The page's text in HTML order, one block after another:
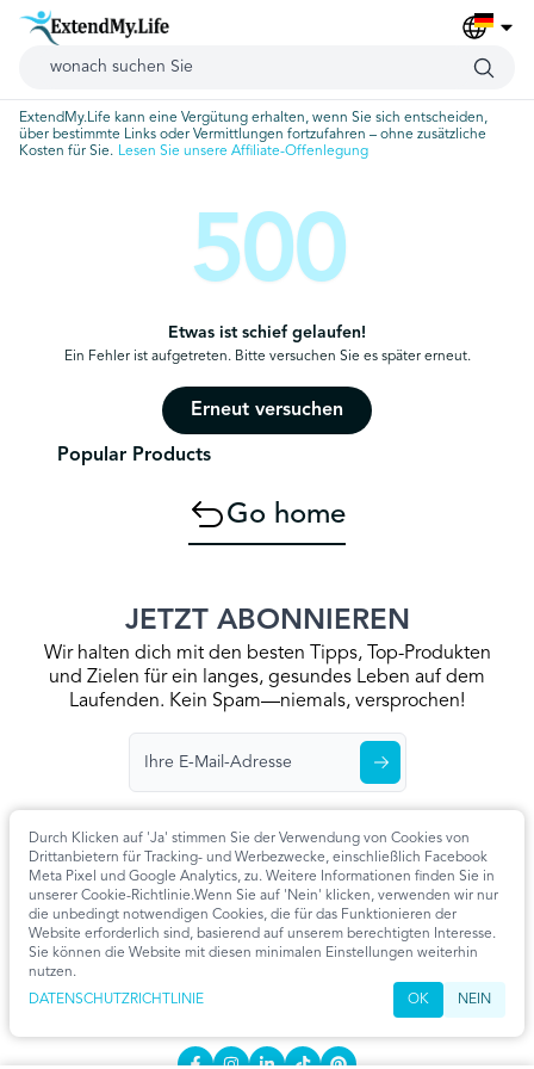
ExtendMy.Life kann eine Vergütung erhalten, wenn Sie sich entscheiden,
über bestimmte Links oder Vermittlungen fortzufahren – ohne zusätzliche
Kosten für Sie. Lesen Sie unsere Affiliate-Offenlegung
500
Etwas ist schief gelaufen!
Ein Fehler ist aufgetreten. Bitte versuchen Sie es später erneut.
Erneut versuchen
Popular Products
Go home
Durch Klicken auf 'Ja' stimmen Sie der Verwendung von Cookies von
Drittanbietern für Tracking- und Werbezwecke, einschließlich Facebook
Meta Pixel und Google Analytics, zu. Weitere Informationen finden Sie in
unserer Cookie-Richtlinie.Wenn Sie auf 'Nein' klicken, verwenden wir nur
die unbedingt notwendigen Cookies, die für das Funktionieren der
Website erforderlich sind, basierend auf unserem berechtigten Interesse.
Sie können die Website mit diesen minimalen Einstellungen weiterhin
nutzen.
DATENSCHUTZRICHTLINIE
OK NEIN
JETZT ABONNIEREN
Wir halten dich mit den besten Tipps, Top-Produkten
und Zielen für ein langes, gesundes Leben auf dem
Laufenden. Kein Spam—niemals, versprochen!
StartseiteDatenschutzrichtlinieAllgemeine Geschäftsbedingungen
Kontaktieren Sie Uns
Artikel Cookie-Einstellungen
KONTAKT